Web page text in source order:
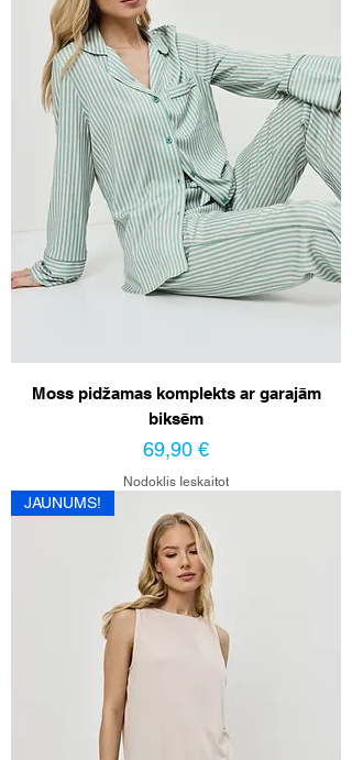
Moss pidžamas komplekts ar garajām
biksēm
Cena
69,90 €
Nodoklis Ieskaitot
JAUNUMS!